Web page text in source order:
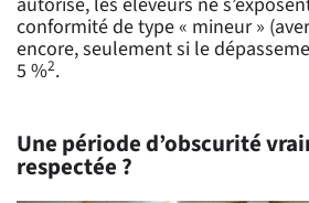
conformité de type « mineur »
encore, seulement si le
5 %2.
Une période d’obscurité
respectée ?